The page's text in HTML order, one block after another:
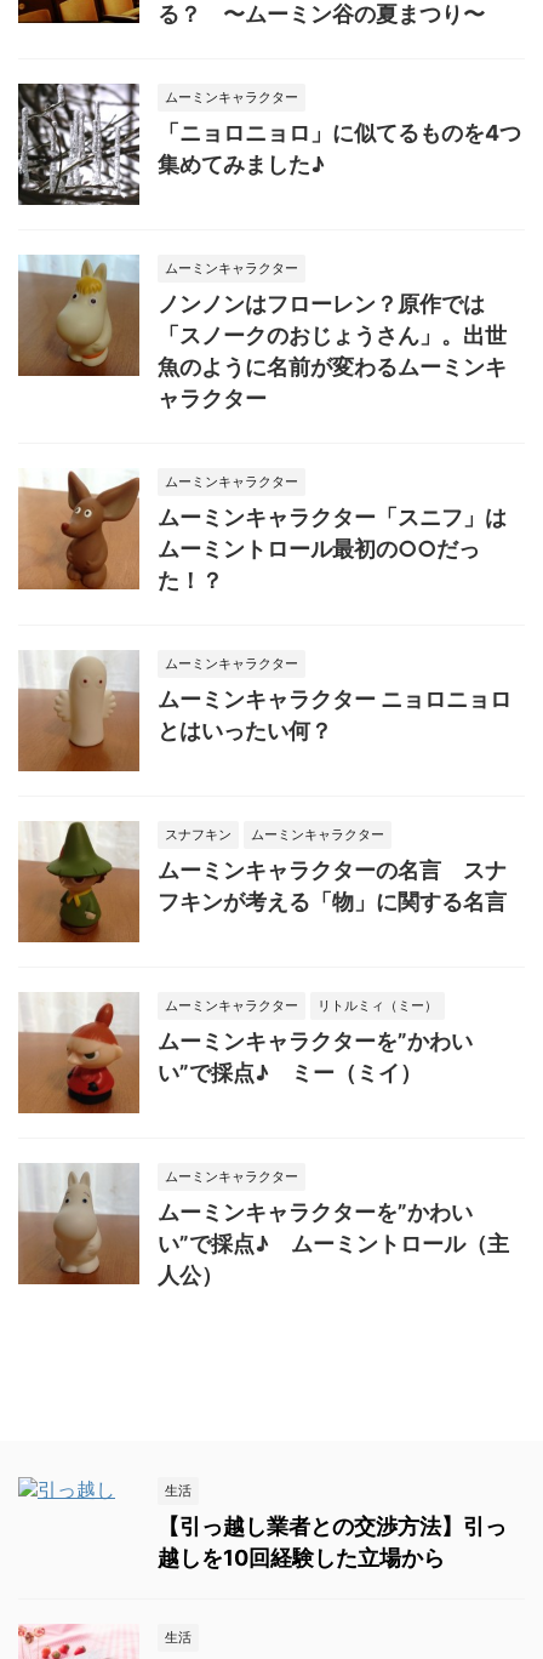
る？ 〜ムーミン谷の夏まつり〜
ムーミンキャラクター
「ニョロニョロ」に似てるものを4つ
集めてみました♪
ムーミンキャラクター
ノンノンはフローレン？原作では
「スノークのおじょうさん」。出世
魚のように名前が変わるムーミンキ
ャラクター
ムーミンキャラクター
ムーミンキャラクター「スニフ」は
ムーミントロール最初の○○だっ
た！？
ムーミンキャラクター
ムーミンキャラクター ニョロニョロ
とはいったい何？
スナフキン ムーミンキャラクター
ムーミンキャラクターの名言 スナ
フキンが考える「物」に関する名言
ムーミンキャラクター リトルミィ（ミー）
ムーミンキャラクターを”かわい
い”で採点♪ ミー（ミイ）
ムーミンキャラクター
ムーミンキャラクターを”かわい
い”で採点♪ ムーミントロール（主
人公）
生活
【引っ越し業者との交渉方法】引っ
越しを10回経験した立場から
生活